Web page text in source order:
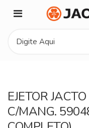
EJETOR
C/MANG.